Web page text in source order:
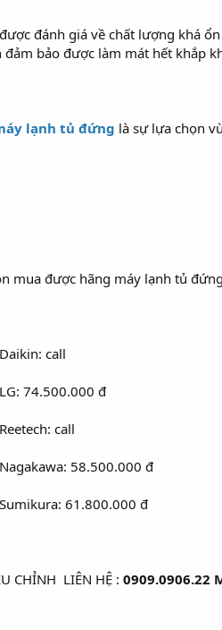
đánh giá về chất lượng khá
bảo được làm mát hết khắp
lạnh tủ đứng là sự lựa chọn
mua được hãng máy lạnh tủ
call
74.500.000 đ
call
58.500.000 đ
61.800.000 đ
CHỈNH LIÊN HỆ : 0909.0906.22